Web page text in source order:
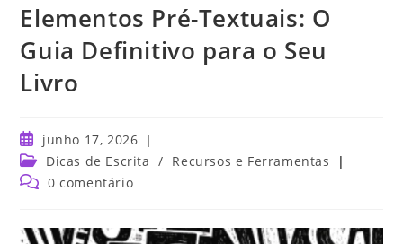
Elementos Pré-Textuais: O
Guia Definitivo para o Seu
Livro
junho 17, 2026
Dicas de Escrita / Recursos e Ferramentas
0 comentário